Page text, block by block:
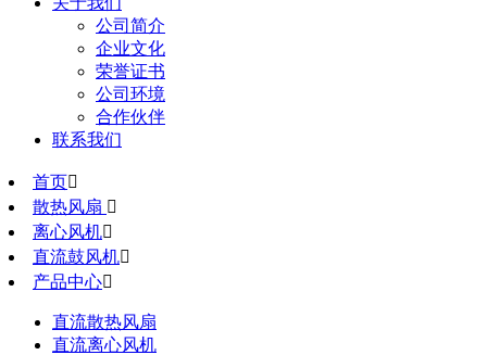
公司简介
企业文化
荣誉证书
公司环境
合作伙伴
联系我们
首页
散热风扇 
离心风机
直流鼓风机
产品中心
直流散热风扇
直流离心风机